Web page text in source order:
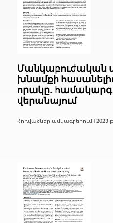
Մանկաբուժական
խնամքի
որակը.
վերանայում
Հոդվածներ ամսագրերում | 2023